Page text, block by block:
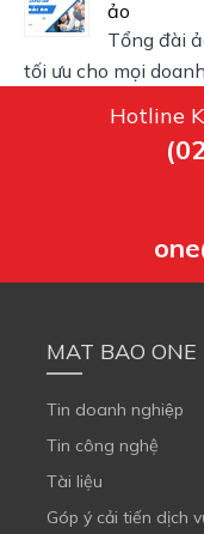
ảo
Tổng đài
tối ưu cho mọi
Hotline
MAT BAO ONE
Tin doanh nghiệp
Tin công nghệ
Tài liệu
Góp ý cải tiến dịch